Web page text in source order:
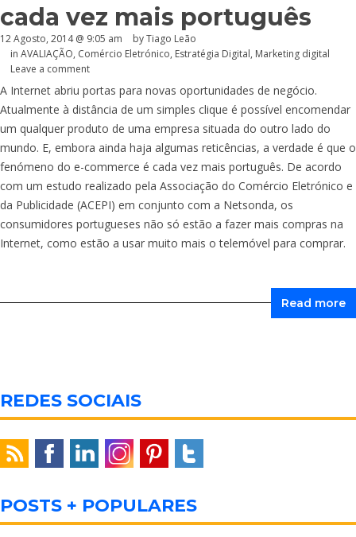
cada vez mais português
12 Agosto, 2014 @ 9:05 am
by Tiago Leão
in AVALIAÇÃO, Comércio Eletrónico, Estratégia Digital, Marketing digital
Leave a comment
A Internet abriu portas para novas oportunidades de negócio.
Atualmente à distância de um simples clique é possível encomendar
um qualquer produto de uma empresa situada do outro lado do
mundo. E, embora ainda haja algumas reticências, a verdade é que o
fenómeno do e-commerce é cada vez mais português. De acordo
com um estudo realizado pela Associação do Comércio Eletrónico e
da Publicidade (ACEPI) em conjunto com a Netsonda, os
consumidores portugueses não só estão a fazer mais compras na
Internet, como estão a usar muito mais o telemóvel para comprar.
Read more
REDES SOCIAIS
POSTS + POPULARES